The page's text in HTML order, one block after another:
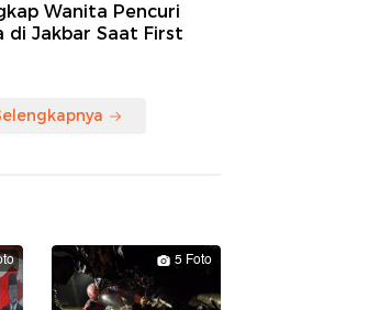
Wanita Pencuri
di Jakbar Saat First
5 Foto